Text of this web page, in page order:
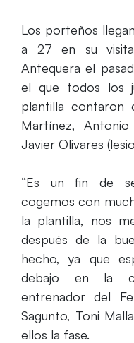
Los porteños
a 27 en su visita
Antequera el
el que todos los
plantilla contaron
Martínez,
Javier Olivares
“Es un fin de
cogemos con
la plantilla, nos
después de la
hecho, ya que
debajo en la
entrenador del
Sagunto, Toni
ellos la fase.